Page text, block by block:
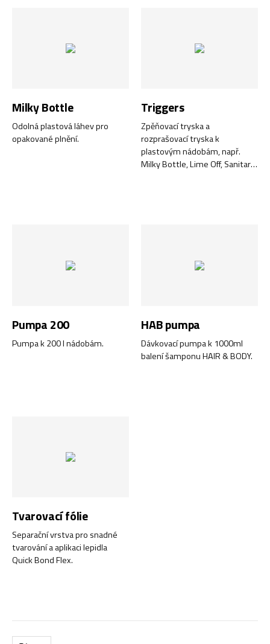
Milky Bottle
Odolná plastová láhev pro
opakované plnění.
Triggers
Zpěňovací tryska a
rozprašovací tryska k
plastovým nádobám, např.
Milky Bottle, Lime Off, Sanitary
Pumpa 200
Pumpa k 200 l nádobám.
HAB pumpa
Dávkovací pumpa k 1000ml
balení šamponu HAIR & BODY.
Tvarovací fólie
Separační vrstva pro snadné
tvarování a aplikaci lepidla
Quick Bond Flex.